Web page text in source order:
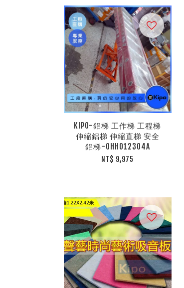
KIPO-鋁梯 工作梯 工程梯
伸縮鋁梯 伸縮直梯 安全
鋁梯-OHH012304A
NT$ 9,975